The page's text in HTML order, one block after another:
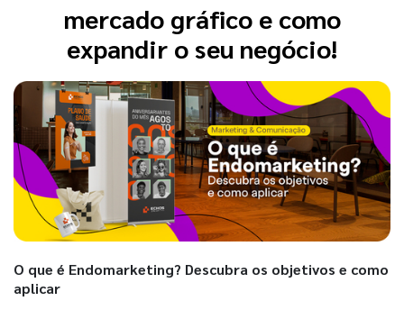
mercado gráfico e como
expandir o seu negócio!
O que é Endomarketing? Descubra os objetivos e como
aplicar